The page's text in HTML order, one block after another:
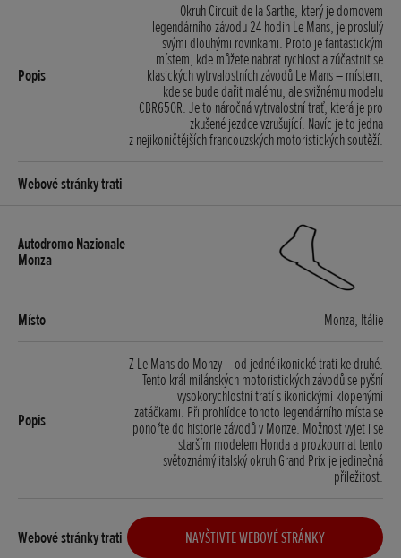
Okruh Circuit de la Sarthe, který je domovem
legendárního závodu 24 hodin Le Mans, je proslulý
svými dlouhými rovinkami. Proto je fantastickým
místem, kde můžete nabrat rychlost a zúčastnit se
klasických vytrvalostních závodů Le Mans – místem,
kde se bude dařit malému, ale svižnému modelu
CBR650R. Je to náročná vytrvalostní trať, která je pro
zkušené jezdce vzrušující. Navíc je to jedna
z nejikoničtějších francouzských motoristických soutěží.
Monza, Itálie
Z Le Mans do Monzy – od jedné ikonické trati ke druhé.
Tento král milánských motoristických závodů se pyšní
vysokorychlostní tratí s ikonickými klopenými
zatáčkami. Při prohlídce tohoto legendárního místa se
ponořte do historie závodů v Monze. Možnost vyjet i se
starším modelem Honda a prozkoumat tento
světoznámý italský okruh Grand Prix je jedinečná
příležitost.
NAVŠTIVTE WEBOVÉ STRÁNKY